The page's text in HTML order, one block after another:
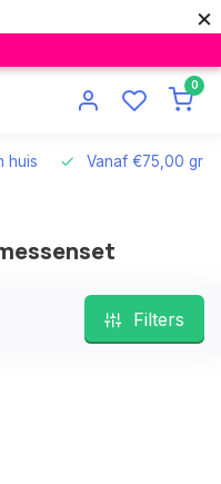
×
0
huis Vanaf €75,00
Filters